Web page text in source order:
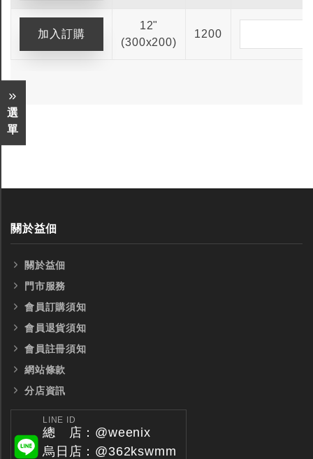
選
單
台製WEENIX四刃全鎢鋼銑刀
12"
(300x200)
1200
關於益佃
關於益佃
門市服務
會員訂購須知
會員退貨須知
會員註冊須知
網站條款
分店資訊
LINE ID
總 店：@weenix
烏日店：@362kswmm